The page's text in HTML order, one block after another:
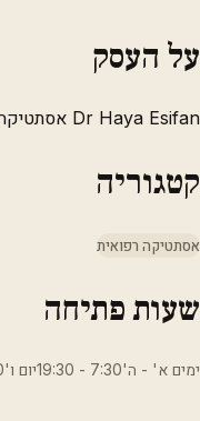
על העסק
Dr Haya Esifan אסתטיקה רפואית באכסאל. פרטים, מיקום וכתובת.
קטגוריה
אסתטיקה רפואית
שעות פתיחה
ימים א' - ה'7:30 - 19:30יום ו'9:00 - 13:00